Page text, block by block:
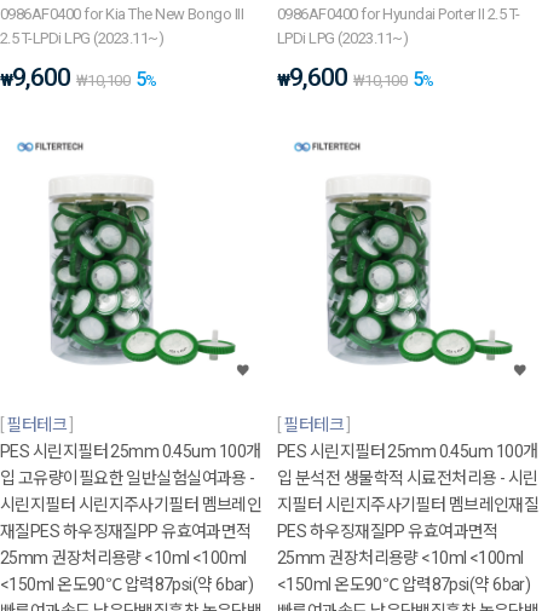
0986AF0400 for Kia The New Bongo III
2.5 T-LPDi LPG (2023.11~)
₩9,600 ₩10,100 5%
0986AF0400 for Hyundai Porter II 2.5 T-
LPDi LPG (2023.11~)
₩9,600 ₩10,100 5%
필터테크
PES 시린지필터 25mm 0.45um 100개
입 고유량이필요한 일반실험실여과용 -
시린지필터 시린지주사기필터 멤브레인
재질PES 하우징재질PP 유효여과면적
25mm 권장처리용량 <10ml <100ml
<150ml 온도90℃ 압력87psi(약 6bar)
필터테크
PES 시린지필터 25mm 0.45um 100개
입 분석전 생물학적 시료전처리용 - 시린
지필터 시린지주사기필터 멤브레인재질
PES 하우징재질PP 유효여과면적
25mm 권장처리용량 <10ml <100ml
<150ml 온도90℃ 압력87psi(약 6bar)